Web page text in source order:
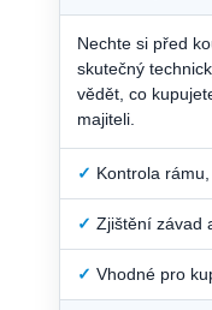
Nechte si před
skutečný
vědět, co
majiteli.
✓ Kontrola
✓ Zjištění závad
✓ Vhodné pro